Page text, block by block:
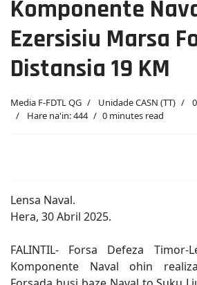
Komponente
Ezersisiu Marsa
Distansia 19 KM
Media F-FDTL QG Unidade CASN (TT)
Hare na'in: 444
0 minutes read
Lensa Naval.
‎Hera, 30 Abril 2025.
‎FALINTIL- Forsa Defeza Timor-
Komponente Naval ohin